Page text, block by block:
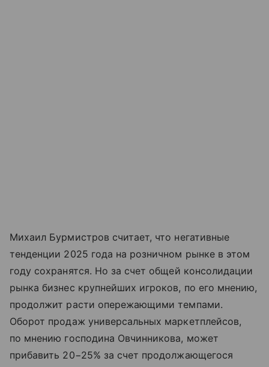
Михаил Бурмистров считает, что негативные
тенденции 2025 года на розничном рынке в этом
году сохранятся. Но за счет общей консолидации
рынка бизнес крупнейших игроков, по его мнению,
продолжит расти опережающими темпами.
Оборот продаж универсальных маркетплейсов,
по мнению господина Овчинникова, может
прибавить 20−25% за счет продолжающегося